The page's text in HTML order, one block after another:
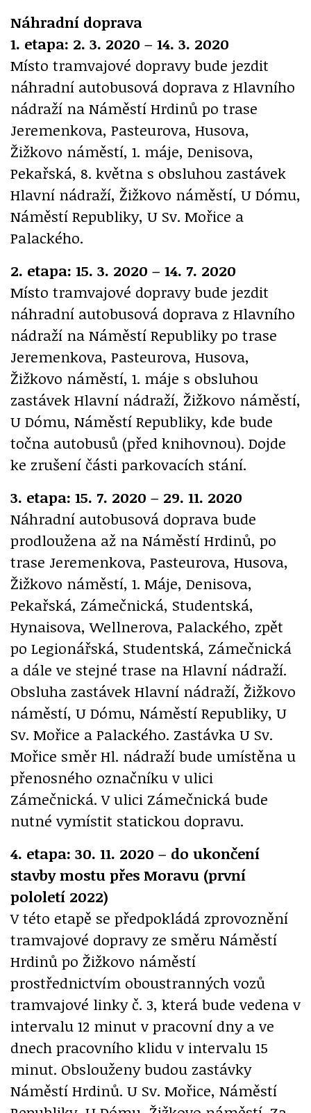
Náhradní doprava
1. etapa: 2. 3. 2020 – 14. 3. 2020
Místo tramvajové dopravy bude jezdit
náhradní autobusová doprava z Hlavního
nádraží na Náměstí Hrdinů po trase
Jeremenkova, Pasteurova, Husova,
Žižkovo náměstí, 1. máje, Denisova,
Pekařská, 8. května s obsluhou zastávek
Hlavní nádraží, Žižkovo náměstí, U Dómu,
Náměstí Republiky, U Sv. Mořice a
Palackého.
2. etapa: 15. 3. 2020 – 14. 7. 2020
Místo tramvajové dopravy bude jezdit
náhradní autobusová doprava z Hlavního
nádraží na Náměstí Republiky po trase
Jeremenkova, Pasteurova, Husova,
Žižkovo náměstí, 1. máje s obsluhou
zastávek Hlavní nádraží, Žižkovo náměstí,
U Dómu, Náměstí Republiky, kde bude
točna autobusů (před knihovnou). Dojde
ke zrušení části parkovacích stání.
3. etapa: 15. 7. 2020 – 29. 11. 2020
Náhradní autobusová doprava bude
prodloužena až na Náměstí Hrdinů, po
trase Jeremenkova, Pasteurova, Husova,
Žižkovo náměstí, 1. Máje, Denisova,
Pekařská, Zámečnická, Studentská,
Hynaisova, Wellnerova, Palackého, zpět
po Legionářská, Studentská, Zámečnická
a dále ve stejné trase na Hlavní nádraží.
Obsluha zastávek Hlavní nádraží, Žižkovo
náměstí, U Dómu, Náměstí Republiky, U
Sv. Mořice a Palackého. Zastávka U Sv.
Mořice směr Hl. nádraží bude umístěna u
přenosného označníku v ulici
Zámečnická. V ulici Zámečnická bude
nutné vymístit statickou dopravu.
4. etapa: 30. 11. 2020 – do ukončení
stavby mostu přes Moravu (první
pololetí 2022)
V této etapě se předpokládá zprovoznění
tramvajové dopravy ze směru Náměstí
Hrdinů po Žižkovo náměstí
prostřednictvím oboustranných vozů
tramvajové linky č. 3, která bude vedena v
intervalu 12 minut v pracovní dny a ve
dnech pracovního klidu v intervalu 15
minut. Obslouženy budou zastávky
Náměstí Hrdinů. U Sv. Mořice, Náměstí